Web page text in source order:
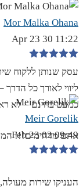
Mor Malka Ohana
11:22 30 Apr 23
עסק שנותן ללקוח
ליווי לאורך כל
כמעט בחינם – לא
אתם מדהימים!!!
Meir Gorelik
09:49 02 Feb 23
העניקו שירות